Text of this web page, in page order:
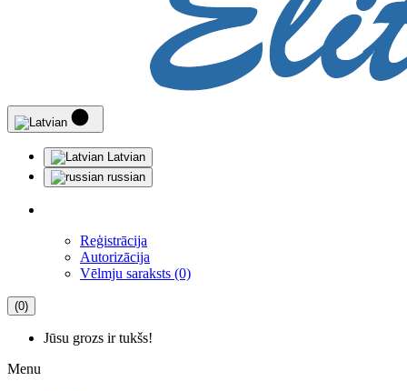
Latvian
russian
Reģistrācija
Autorizācija
Vēlmju saraksts (0)
(0)
Jūsu grozs ir tukšs!
Menu